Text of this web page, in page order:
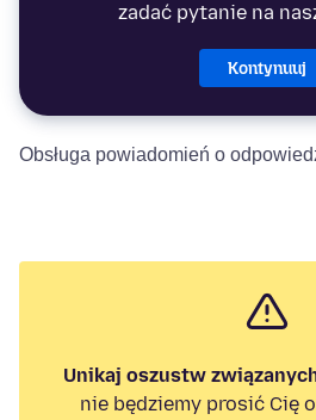
zadać pytanie na
Kontynuuj
Obsługa powiadomień o
Unikaj oszustw
nie będziemy prosić Cię